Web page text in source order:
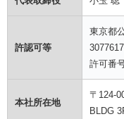
許認可等
東京都
許可番
本社所在地
〒124-
BLDG